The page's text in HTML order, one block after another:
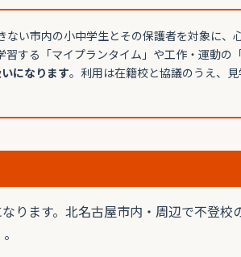
ない市内の小中学生とその保護者を対象に、
する「マイプランタイム」や工作・運動の
になります。利用は在籍校と協議のうえ、見
ります。北名古屋市内・周辺で不登校